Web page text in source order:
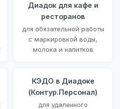
Диадок для кафе и
ресторанов
для обязательной работы
с маркировкой воды,
молока и напитков
КЭДО в Диадоке
(Контур.Персонал)
для удаленного